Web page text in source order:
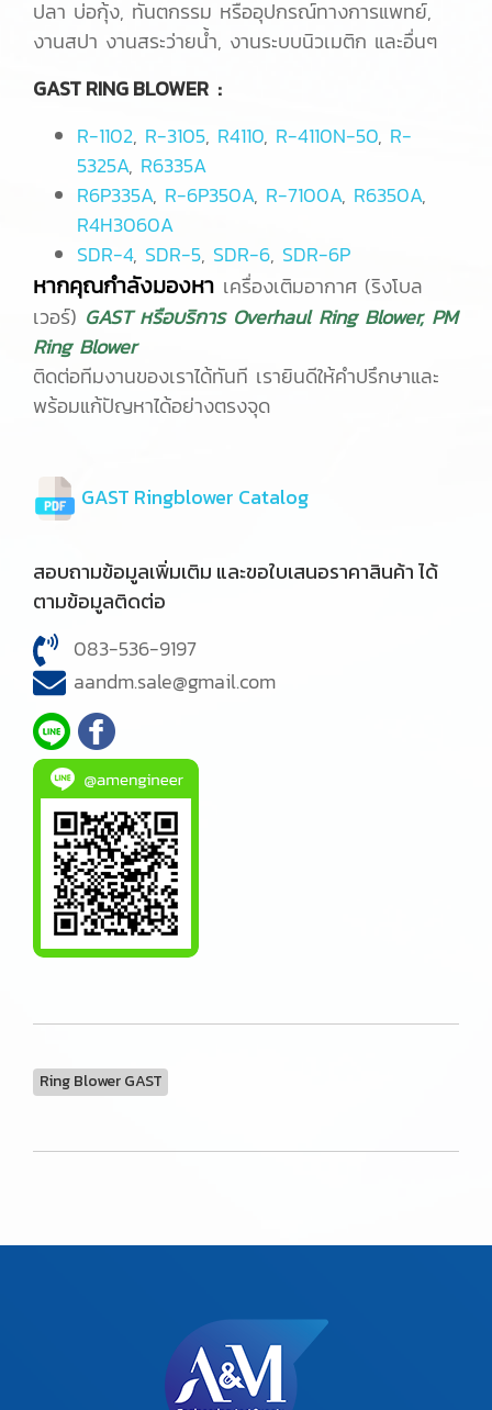
ปลา บ่อกุ้ง, ทันตกรรม หรืออุปกรณ์ทางการแพทย์,
งานสปา งานสระว่ายน้ำ, งานระบบนิวเมติก และอื่นๆ
GAST RING BLOWER :
R-1102, R-3105, R4110, R-4110N-50, R-
5325A, R6335A
R6P335A, R-6P350A, R-7100A, R6350A,
R4H3060A
SDR-4, SDR-5, SDR-6, SDR-6P
หากคุณกำลังมองหา เครื่องเติมอากาศ (ริงโบล
เวอร์) GAST หรือบริการ Overhaul Ring Blower, PM
Ring Blower
ติดต่อทีมงานของเราได้ทันที เรายินดีให้คำปรึกษาและ
พร้อมแก้ปัญหาได้อย่างตรงจุด
GAST Ringblower Catalog
สอบถามข้อมูลเพิ่มเติม และขอใบเสนอราคาสินค้า ได้
ตามข้อมูลติดต่อ
083-536-9197
aandm.sale@gmail.com
Ring Blower GAST